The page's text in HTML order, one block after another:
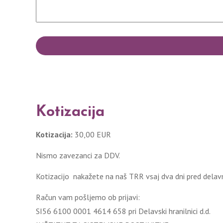
Kotizacija
Kotizacija: 30,00 EUR
Nismo zavezanci za DDV.
Kotizacijo nakažete na naš TRR vsaj dva dni pred
Račun vam pošljemo ob prijavi:
SI56 6100 0001 4614 658 pri Delavski hranilnici d.d.